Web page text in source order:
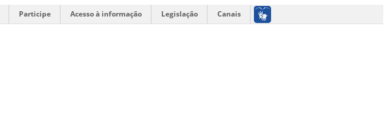
Participe Acesso à informação Legislação
Canais